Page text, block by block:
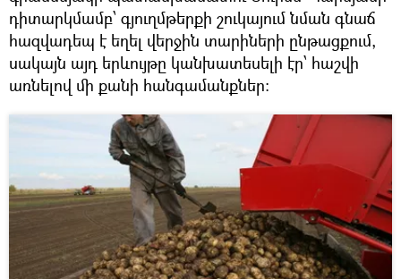
դիտարկմամբ՝ գյուղմթերքի շուկայում նման գնաճ
հազվադեպ է եղել վերջին տարիների ընթացքում,
սակայն այդ երևույթը կանխատեսելի էր՝ հաշվի
առնելով մի քանի հանգամանքներ: